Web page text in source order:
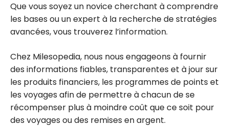
Que vous soyez un novice cherchant à comprendre
les bases ou un expert à la recherche de stratégies
avancées, vous trouverez l’information.
Chez Milesopedia, nous nous engageons à fournir
des informations fiables, transparentes et à jour sur
les produits financiers, les programmes de points et
les voyages afin de permettre à chacun de se
récompenser plus à moindre coût que ce soit pour
des voyages ou des remises en argent.